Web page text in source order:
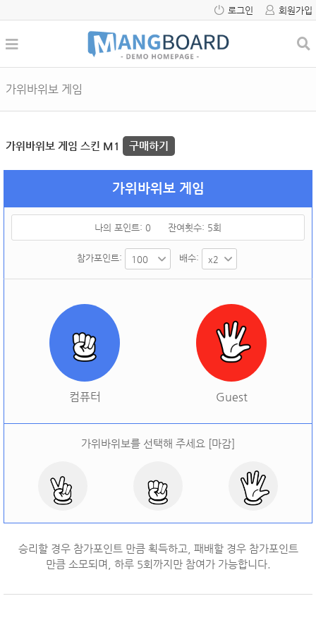
로그인 회원가입
가위바위보 게임
가위바위보 게임 스킨 M1 구매하기
가위바위보 게임
나의 포인트: 0 잔여횟수: 5회
참가포인트: 배수:
컴퓨터 Guest
가위바위보를 선택해 주세요 [마감]
오늘 승률: 오늘 결과: ]
승리할 경우 참가포인트 만큼 획득하고, 패배할 경우 참가포인트
만큼 소모되며, 하루 5회까지만 참여가 가능합니다.